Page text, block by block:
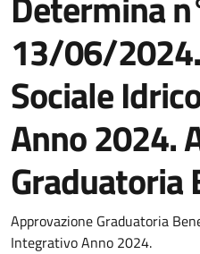
13/06/
Sociale
Anno 2024.
Graduatoria
Dettagli del
Approvazione Graduatoria
Integrativo Anno 2024.